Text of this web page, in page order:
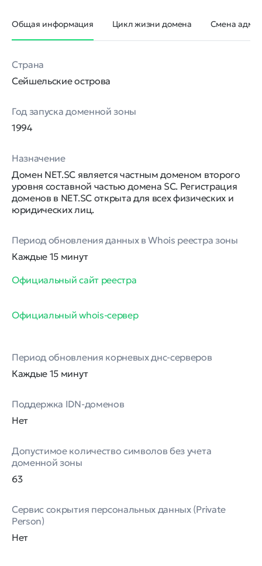
Общая информация Цикл жизни домена Смена
Страна
Сейшельские острова
Год запуска доменной зоны
1994
Назначение
Домен NET.SC является частным доменом второго
уровня составной частью домена SC. Регистрация
доменов в NET.SC открыта для всех физических и
юридических лиц.
Период обновления данных в Whois реестра зоны
Каждые 15 минут
Официальный сайт реестра
Официальный whois-сервер
Период обновления корневых днс-серверов
Каждые 15 минут
Поддержка IDN-доменов
Нет
Допустимое количество символов без учета
доменной зоны
63
Сервис сокрытия персональных данных (Private
Person)
Нет